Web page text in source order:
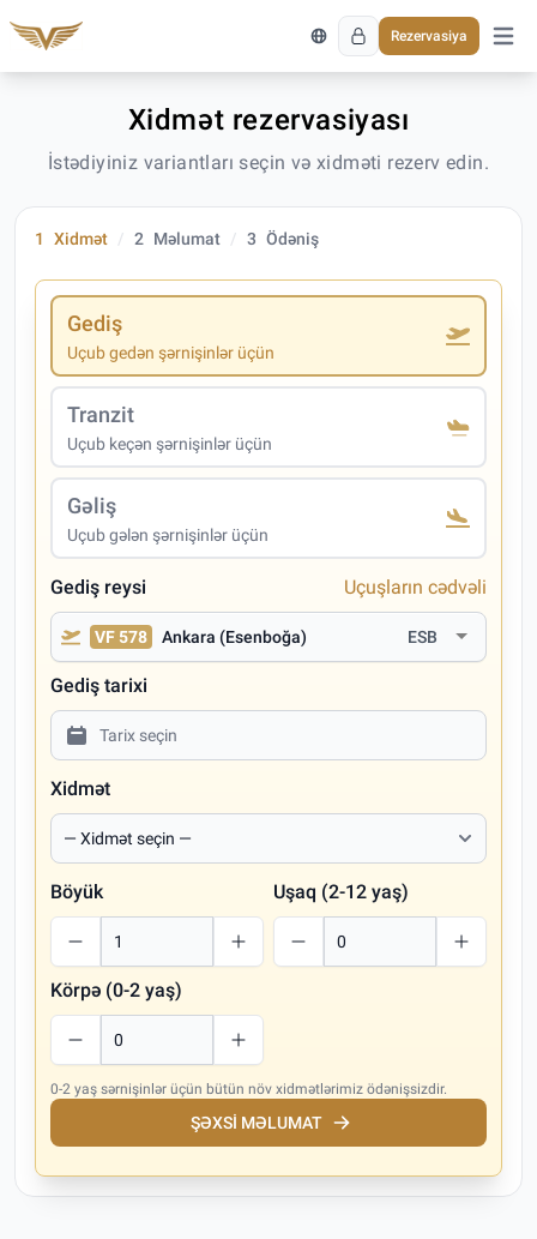
Rezervasiya
Əsas
Xidmət rezervasiyası
İstədiyiniz variantları seçin və xidməti rezerv edin.
1 Xidmət 2 Məlumat 3 Ödəniş
Gediş
Uçub gedən şərnişinlər üçün
Tranzit
Uçub keçən şərnişinlər üçün
Gəliş
Uçub gələn şərnişinlər üçün
Gediş reysi Uçuşların cədvəli
VF 578 Ankara (Esenboğa) ESB
Gediş tarixi
Xidmət
Böyük Uşaq (2-12 yaş)
Körpə (0-2 yaş)
0-2 yaş sərnişinlər üçün bütün növ xidmətlərimiz ödənişsizdir.
ŞƏXSI MƏLUMAT